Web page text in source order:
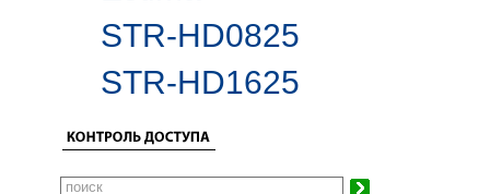
STR-HD0825
STR-HD1625